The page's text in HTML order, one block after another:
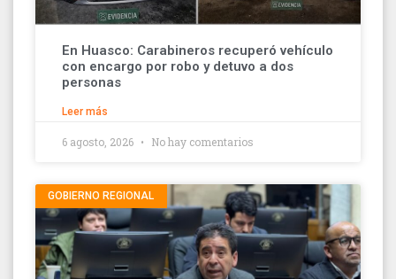
En Huasco: Carabineros recuperó vehículo
con encargo por robo y detuvo a dos
personas
Leer más
6 agosto, 2026 No hay comentarios
GOBIERNO REGIONAL